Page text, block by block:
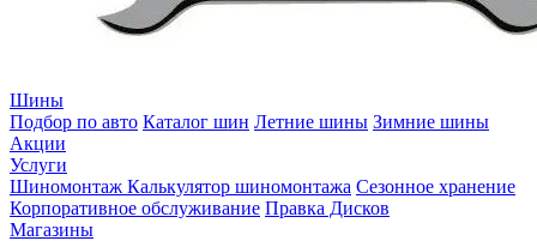
Шины
Подбор по авто Каталог шин Летние шины Зимние шины
Акции
Услуги
Шиномонтаж Калькулятор шиномонтажа Сезонное хранение
Корпоративное обслуживание Правка Дисков
Магазины